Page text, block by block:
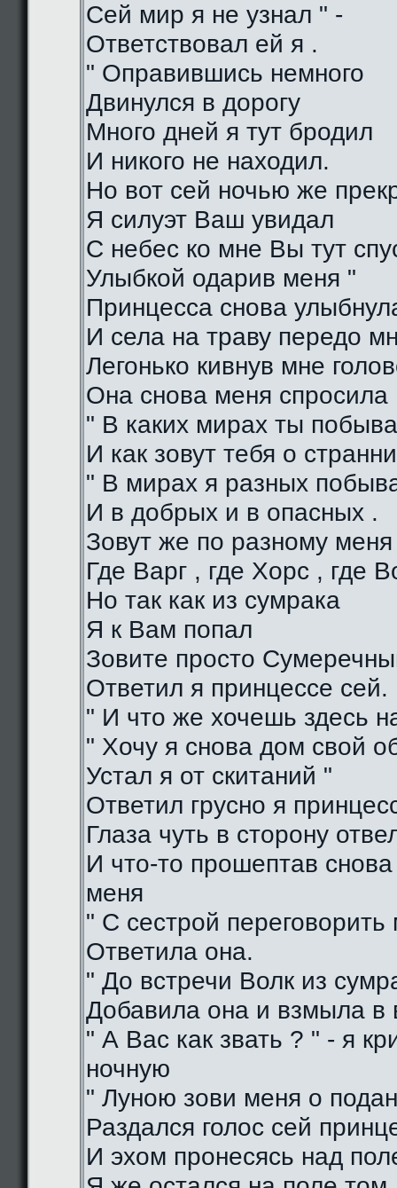
Сей мир я не узнал " -
Ответствовал ей я .
" Оправившись немного
Двинулся в дорогу
Много дней я тут бродил
И никого не находил.
Но вот сей ночью же
Я силуэт Ваш увидал
С небес ко мне Вы тут
Улыбкой одарив меня "
Принцесса снова
И села на траву передо
Легонько кивнув мне
Она снова меня спросила
" В каких мирах ты
И как зовут тебя о
" В мирах я разных
И в добрых и в опасных .
Зовут же по разному меня
Где Варг , где Хорс , где
Но так как из сумрака
Я к Вам попал
Зовите просто
Ответил я принцессе сей.
" И что же хочешь здесь
" Хочу я снова дом свой
Устал я от скитаний "
Ответил грусно я
Глаза чуть в сторону
И что-то прошептав
меня
" С сестрой
Ответила она.
" До встречи Волк из
Добавила она и взмыла в
" А Вас как звать ? " - я
ночную
" Луною зови меня о
Раздался голос сей
И эхом пронесясь над